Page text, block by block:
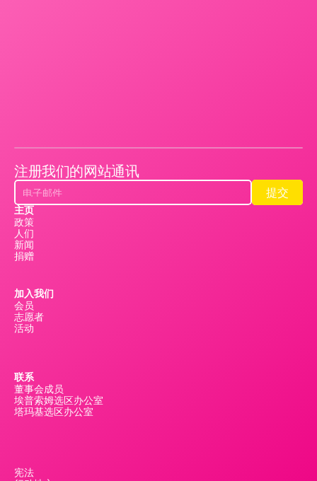
注册我们的网站通讯
提交
提交
主页
政策
人们
新闻
捐赠
加入我们
会员
志愿者
活动
联系
董事会成员
埃普索姆选区办公室
塔玛基选区办公室
宪法